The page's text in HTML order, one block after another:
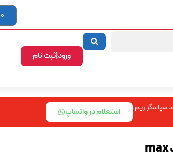
ورود|ثبت نام
0
سپاسگزاریم. استعلام در واتساپ